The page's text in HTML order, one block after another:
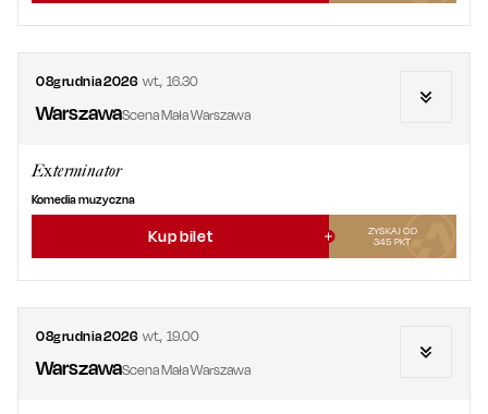
08grudnia2026 wt.,16.30
WarszawaScena Mała Warszawa
Exterminator
Komedia muzyczna
Kup bilet
ZYSKAJ OD
345 PKT
08grudnia2026 wt.,19.00
WarszawaScena Mała Warszawa